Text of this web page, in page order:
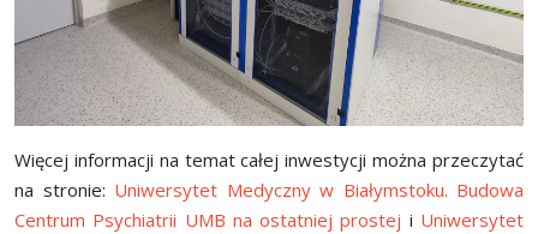
Więcej informacji na temat całej inwestycji można przeczytać
na stronie: Uniwersytet Medyczny w Białymstoku. Budowa
Centrum Psychiatrii UMB na ostatniej prostej i Uniwersytet